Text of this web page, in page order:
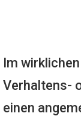
Im
Verhaltens-
einen